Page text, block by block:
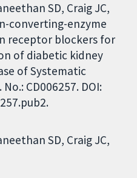
SD, Craig JC,
converting-enzyme
receptor blockers for
of diabetic kidney
of Systematic
CD006257. DOI:
SD Craig JC